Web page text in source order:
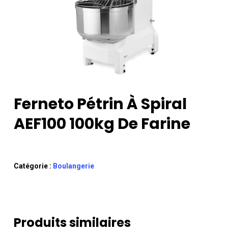
Ferneto Pétrin À Spiral
AEF100 100kg De Farine
Catégorie : Boulangerie
Produits similaires